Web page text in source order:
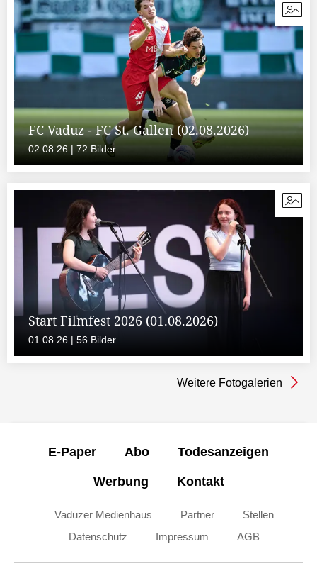
FC Vaduz - FC St. Gallen (02.08.2026)
02.08.26 | 72 Bilder
Start Filmfest 2026 (01.08.2026)
01.08.26 | 56 Bilder
Weitere Fotogalerien
E-Paper Abo Todesanzeigen
Werbung Kontakt
Vaduzer Medienhaus Partner
Stellen
Datenschutz
Impressum AGB